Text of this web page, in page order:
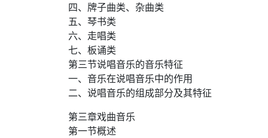
四、牌子曲类、杂曲类
五、琴书类
六、走唱类
七、板诵类
第三节说唱音乐的音乐特征
一、音乐在说唱音乐中的作用
二、说唱音乐的组成部分及其特征
第三章戏曲音乐
第一节概述